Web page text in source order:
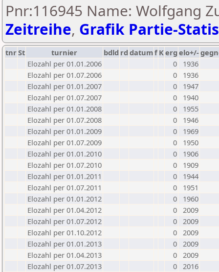
Pnr:116945 Name: Wolfgang
Zeitreihe, Grafik Partie-
tnrSt turnier bdld rd datumf Kerg elo+/-
Elozahl per 01.01.2006
0
1936
Elozahl per 01.07.2006
0
1936
Elozahl per 01.01.2007
0
1947
Elozahl per 01.07.2007
0
1940
Elozahl per 01.01.2008
0
1955
Elozahl per 01.07.2008
0
1946
Elozahl per 01.01.2009
0
1969
Elozahl per 01.07.2009
0
1950
Elozahl per 01.01.2010
0
1906
Elozahl per 01.07.2010
0
1909
Elozahl per 01.01.2011
0
1944
Elozahl per 01.07.2011
0
1951
Elozahl per 01.01.2012
0
1960
Elozahl per 01.04.2012
0 2009
Elozahl per 01.07.2012
0 2009
Elozahl per 01.10.2012
0 2009
Elozahl per 01.01.2013
0 2009
Elozahl per 01.04.2013
0 2009
Elozahl per 01.07.2013
0 2016